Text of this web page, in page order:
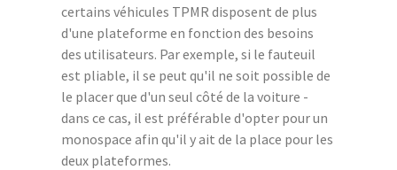
certains véhicules TPMR disposent de plus
d'une plateforme en fonction des besoins
des utilisateurs. Par exemple, si le fauteuil
est pliable, il se peut qu'il ne soit possible de
le placer que d'un seul côté de la voiture -
dans ce cas, il est préférable d'opter pour un
monospace afin qu'il y ait de la place pour les
deux plateformes.